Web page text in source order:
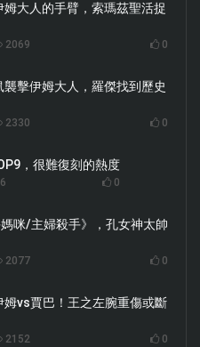
大人的手臂，索瑪茲聖活捉
2069 0
擊伊姆大人，羅傑找到歷史
2330 0
，很難復刻的熱度
0
咪/主婦殺手》，孔女神太帥
2077 0
vs賈巴！王之左腕重傷或斷
2152 0